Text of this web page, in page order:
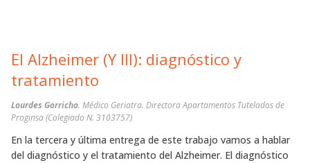
El Alzheimer (Y III): diagnóstico y
tratamiento
Lourdes Gorricho. Médico Geriatra. Directora Apartamentos Tutelados de
Proginsa (Colegiado N. 3103757)
En la tercera y última entrega de este trabajo vamos a hablar
del diagnóstico y el tratamiento del Alzheimer. El diagnóstico